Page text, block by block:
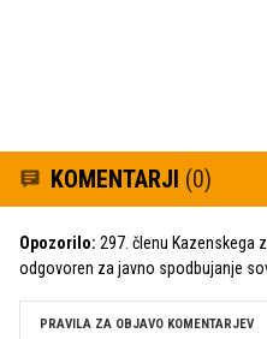
KOMENTARJI (0)
Opozorilo: 297. členu Kazenskega
odgovoren za javno spodbujanje
PRAVILA ZA OBJAVO KOMENTARJEV